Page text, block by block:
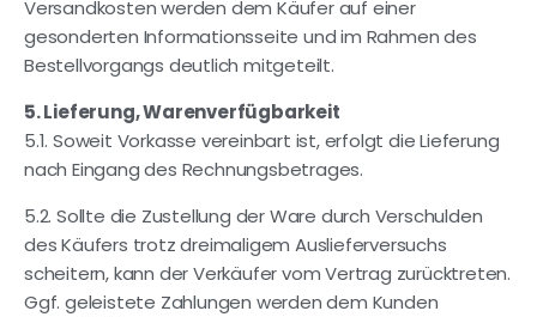
Versandkosten werden dem Käufer auf einer
gesonderten Informationsseite und im Rahmen des
Bestellvorgangs deutlich mitgeteilt.
5. Lieferung, Warenverfügbarkeit
5.1. Soweit Vorkasse vereinbart ist, erfolgt die Lieferung
nach Eingang des Rechnungsbetrages.
5.2. Sollte die Zustellung der Ware durch Verschulden
des Käufers trotz dreimaligem Auslieferversuchs
scheitern, kann der Verkäufer vom Vertrag zurücktreten.
Ggf. geleistete Zahlungen werden dem Kunden